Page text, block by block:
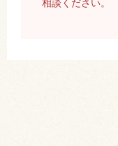
相談ください。